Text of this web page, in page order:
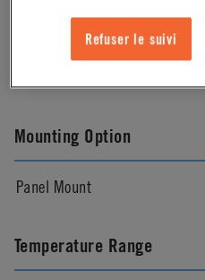
Mounting Option
Panel Mount
Temperature Range
Refuser le suivi